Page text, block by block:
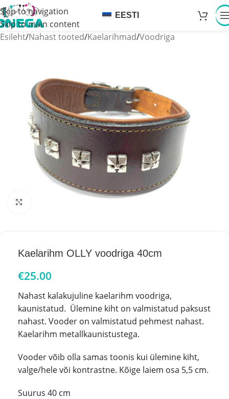
Skip to navigation
Skip to main content
EESTI
Esileht/Nahast tooted/Kaelarihmad/Voodriga
Kaelarihm OLLY voodriga 40cm
€25.00
Nahast kalakujuline kaelarihm voodriga,
kaunistatud. Ülemine kiht on valmistatud paksust
nahast. Vooder on valmistatud pehmest nahast.
Kaelarihm metallkaunistustega.
Vooder võib olla samas toonis kui ülemine kiht,
valge/hele või kontrastne. Kõige laiem osa 5,5 cm.
Suurus 40 cm